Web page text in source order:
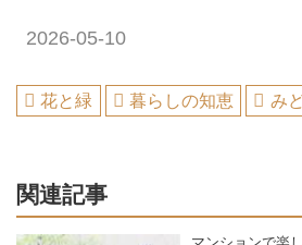
2026-05-10
花と緑 暮らしの知恵 み
関連記事